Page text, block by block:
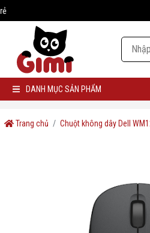
Trang chủ Chuột không dây Dell
DANH MỤC SẢN PHẨM